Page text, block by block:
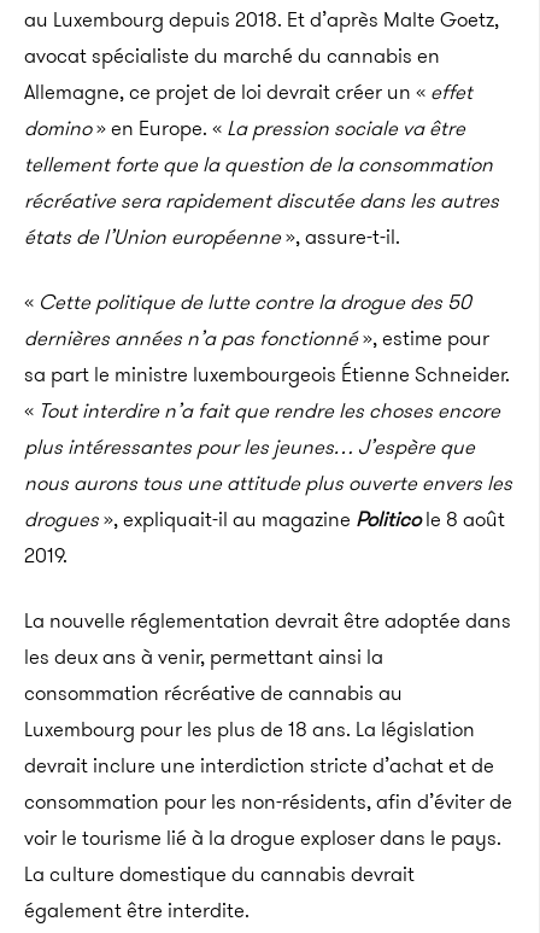
au Luxembourg depuis 2018. Et d’après Malte Goetz,
avocat spécialiste du marché du cannabis en
Allemagne, ce projet de loi devrait créer un « effet
domino» en Europe. « La pression sociale va être
tellement forte que la question de la consommation
récréative sera rapidement discutée dans les autres
états de l’Union européenne», assure-t-il.
« Cette politique de lutte contre la drogue des 50
dernières années n’a pas fonctionné», estime pour
sa part le ministre luxembourgeois Étienne Schneider.
« Tout interdire n’a fait que rendre les choses encore
plus intéressantes pour les jeunes… J’espère que
nous aurons tous une attitude plus ouverte envers les
drogues», expliquait-il au magazine Politicole 8 août
2019.
La nouvelle réglementation devrait être adoptée dans
les deux ans à venir, permettant ainsi la
consommation récréative de cannabis au
Luxembourg pour les plus de 18 ans. La législation
devrait inclure une interdiction stricte d’achat et de
consommation pour les non-résidents, afin d’éviter de
voir le tourisme lié à la drogue exploser dans le pays.
La culture domestique du cannabis devrait
également être interdite.